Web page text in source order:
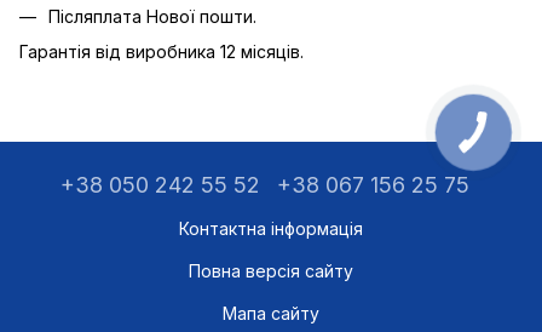
Післяплата Нової пошти.
Гарантія від виробника 12 місяців.
+38 050 242 55 52 +38 067 156 25 75
Контактна інформація
Повна версія сайту
Мапа сайту